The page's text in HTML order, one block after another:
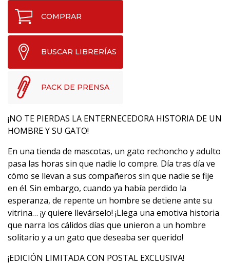
COMPRAR
BUSCAR LIBRERÍAS
PACK DE PRENSA
¡NO TE PIERDAS LA ENTERNECEDORA HISTORIA DE UN
HOMBRE Y SU GATO!
En una tienda de mascotas, un gato rechoncho y adulto
pasa las horas sin que nadie lo compre. Día tras día ve
cómo se llevan a sus compañeros sin que nadie se fije
en él. Sin embargo, cuando ya había perdido la
esperanza, de repente un hombre se detiene ante su
vitrina… ¡y quiere llevárselo! ¡Llega una emotiva historia
que narra los cálidos días que unieron a un hombre
solitario y a un gato que deseaba ser querido!
¡EDICIÓN LIMITADA CON POSTAL EXCLUSIVA!